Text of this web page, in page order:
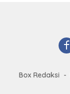
Box Redaksi